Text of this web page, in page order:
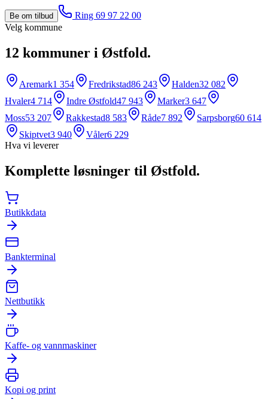
Be om tilbud
Ring 69 97 22 00
Velg kommune
12 kommuner i Østfold.
Aremark1 354 Fredrikstad86 243 Halden32 082
Hvaler4 714 Indre Østfold47 943 Marker3 647
Moss53 207 Rakkestad8 583 Råde7 892 Sarpsborg60 614
Skiptvet3 940 Våler6 229
Hva vi leverer
Komplette løsninger til Østfold.
Butikkdata
Bankterminal
Nettbutikk
Kaffe- og vannmaskiner
Kopi og print